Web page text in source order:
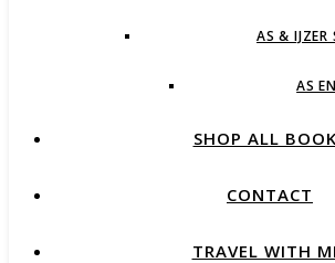
AS & IJZER
AS
SHOP ALL
CONTACT
TRAVEL WITH